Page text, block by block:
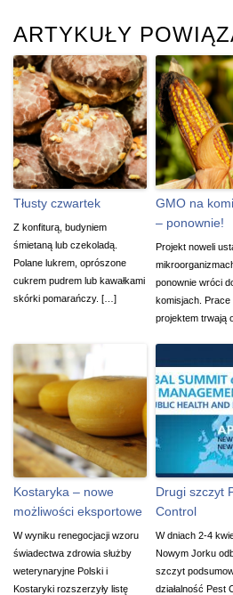
ARTYKUŁY
Tłusty czwartek
Z konfiturą, budyniem
śmietaną lub czekoladą.
Polane lukrem, oprószone
cukrem pudrem lub kawałkami
skórki pomarańczy. […]
GMO na
– ponownie!
Projekt noweli
ponownie wróci
komisjach. Prace
projektem trwają
Kostaryka – nowe
możliwości eksportowe
W wyniku renegocjacji wzoru
świadectwa zdrowia służby
weterynaryjne Polski i
Kostaryki rozszerzyły listę
Drugi szczyt
Control
W dniach 2-4
Nowym Jorku
szczyt
działalność Pest